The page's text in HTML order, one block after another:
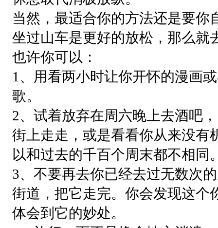
当然，最适合你的方法还是要你
坐过山车是更好的放松，那么就
也许你可以：
1、用看两小时让你开怀的漫画
歌。
2、试着放弃在周六晚上去酒吧
街上走走，或是看看你从来没有
以和过去的千百个周末都不相同
3、不要再去你已经去过无数次
街道，把它走完。你会发现这个
体会到它的妙处。